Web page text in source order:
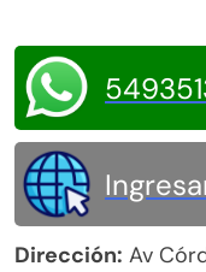
Dirección: Av